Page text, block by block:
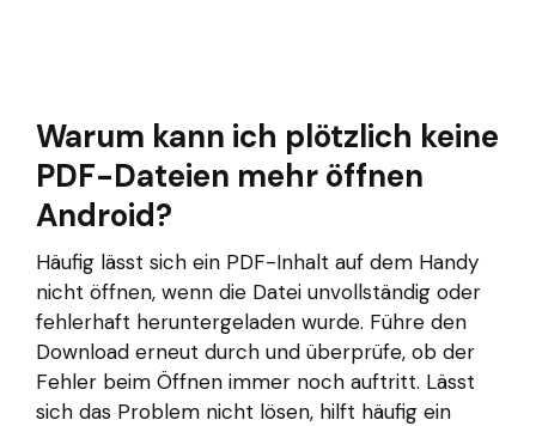
Warum kann ich plötzlich keine
PDF-Dateien mehr öffnen
Android?
Häufig lässt sich ein PDF-Inhalt auf dem Handy
nicht öffnen, wenn die Datei unvollständig oder
fehlerhaft heruntergeladen wurde. Führe den
Download erneut durch und überprüfe, ob der
Fehler beim Öffnen immer noch auftritt. Lässt
sich das Problem nicht lösen, hilft häufig ein